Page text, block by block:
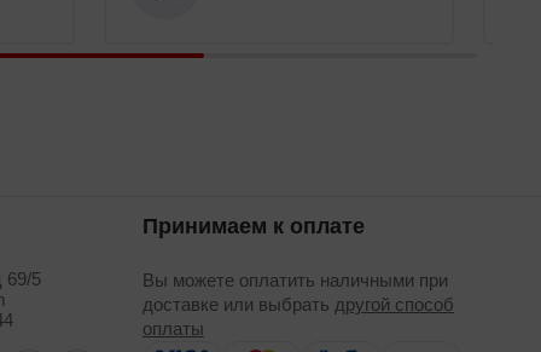
69/5
Принимаем к оплате
Вы можете оплатить наличными при
доставке или выбрать другой способ
оплаты